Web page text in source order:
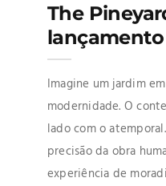
The
Imagine um jardim
modernidade. O
lado com o
precisão da obra
experiência de